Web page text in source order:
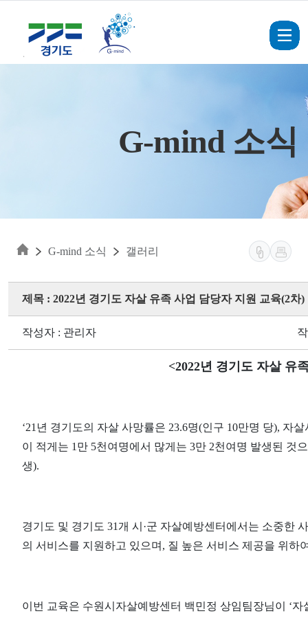
G-mind 소식
G-mind 소식 갤러리
제목 : 2022년 경기도 자살 유족 사업 담당자 지원 교육(2차)
작성자 : 관리자
<2022년 경기도 자살 유
‘21년 경기도의 자살 사망률은 23.6명(인구 10만명 당), 자
이 적게는 1만 5천여명에서 많게는 3만 2천여명 발생된 것
생).
경기도 및 경기도 31개 시·군 자살예방센터에서는 소중한
의 서비스를 지원하고 있으며, 질 높은 서비스 제공을 위
이번 교육은 수원시자살예방센터 백민정 상임팀장님이 ‘